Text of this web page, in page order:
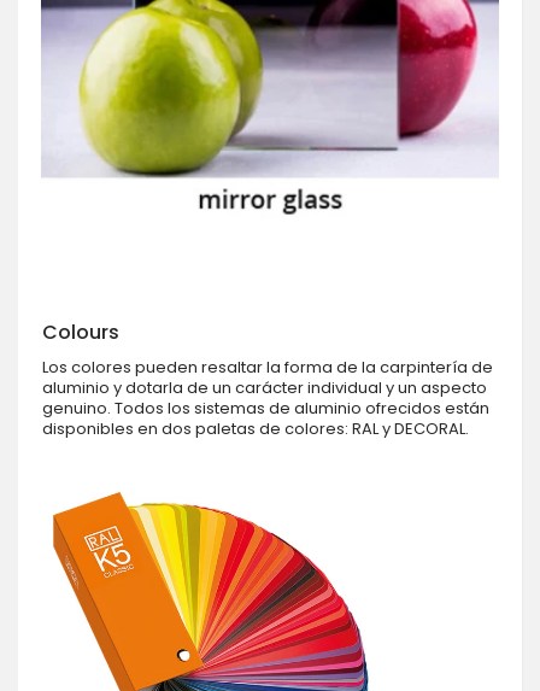
Colours
Los colores pueden resaltar la forma de la carpintería de
aluminio y dotarla de un carácter individual y un aspecto
genuino. Todos los sistemas de aluminio ofrecidos están
disponibles en dos paletas de colores: RAL y DECORAL.